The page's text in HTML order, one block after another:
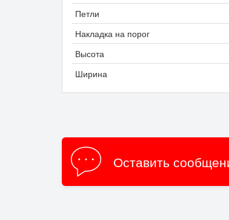
Петли
Накладка на порог
Высота
Ширина
Оставить